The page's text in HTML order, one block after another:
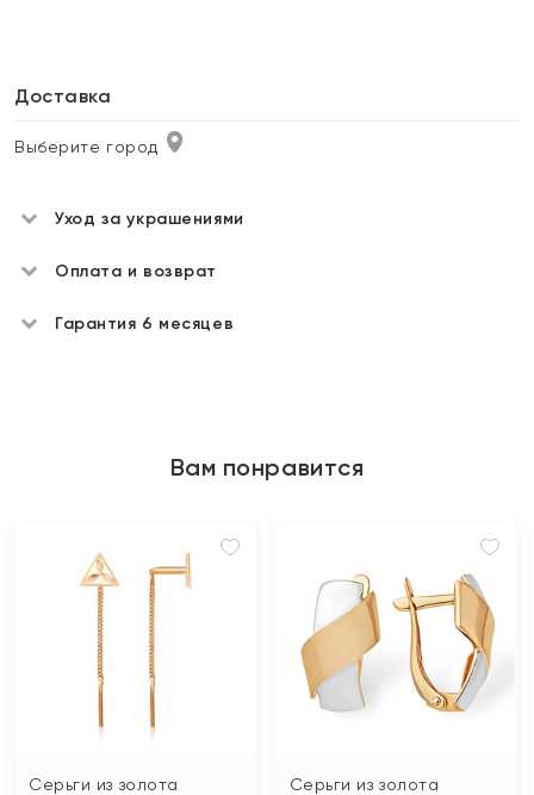
Доставка
Выберите город
Уход за украшениями
Оплата и возврат
Гарантия 6 месяцев
Вам понравится
Серьги из золота Серьги из золота